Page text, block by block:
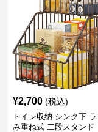
¥2,700 (税込)
トイレ収納 シンク下
み重ね式 二段スタンド